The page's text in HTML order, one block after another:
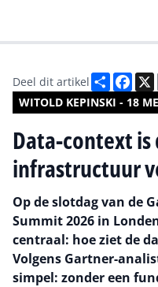
WITOLD KEPINSKI - 18
Deel dit artikel Deel
Data-context
infrastructuur
Op de slotdag van de
Summit 2026 in
centraal: hoe ziet de
Volgens Gartner-
simpel: zonder een